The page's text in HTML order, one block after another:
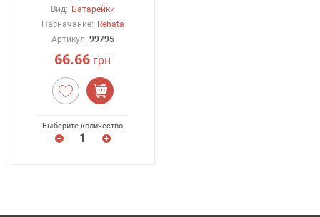
Вид: Батарейки
Назначание: Rehata
Артикул: 99795
66.66 грн
Выберите количество